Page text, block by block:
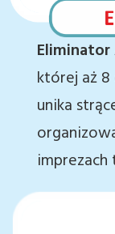
Eliminator
której aż 8
unika